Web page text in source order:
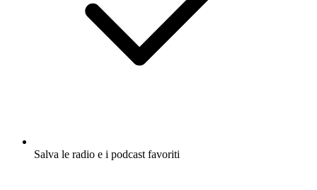
Salva le radio e i podcast favoriti